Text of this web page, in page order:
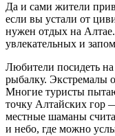
Да и сами жители
если вы устали от
нужен отдых на
увлекательных и
Любители посидеть
рыбалку. Экстремалы
Многие туристы
точку Алтайских гор
местные шаманы
и небо, где можно